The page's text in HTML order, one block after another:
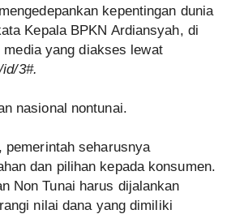
kepentingan dunia
Kepala BPKN Ardiansyah, di
yang diakses lewat
3#.
nasional nontunai.
pemerintah seharusnya
dan pilihan kepada konsumen.
Non Tunai harus dijalankan
nilai dana yang dimiliki